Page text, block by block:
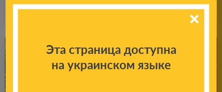
18.01.2025 Подробнее
Эта страница доступна
на украинском языке